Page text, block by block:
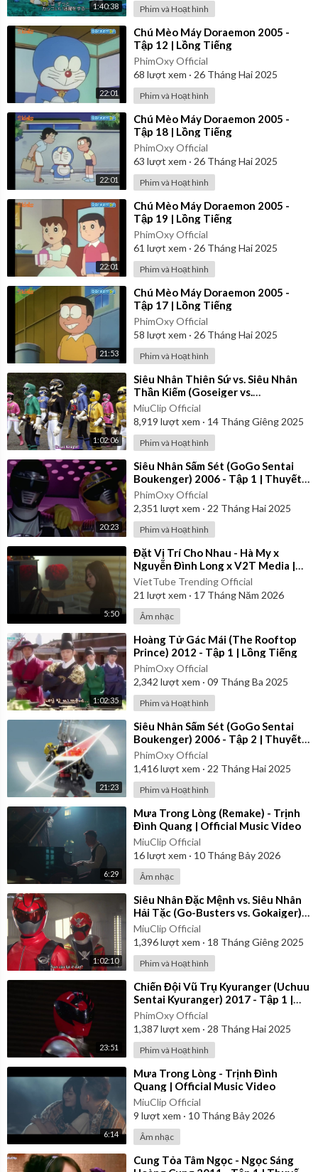
1:40:38 Phim và Hoạt hình
22:01
⁣Chú Mèo Máy Doraemon 2005 -
Tập 12 | Lồng Tiếng
PhimOxy Official
68 lượt xem · 26 Tháng Hai 2025
Phim và Hoạt hình
22:01
⁣Chú Mèo Máy Doraemon 2005 -
Tập 18 | Lồng Tiếng
PhimOxy Official
63 lượt xem · 26 Tháng Hai 2025
Phim và Hoạt hình
22:01
⁣Chú Mèo Máy Doraemon 2005 -
Tập 19 | Lồng Tiếng
PhimOxy Official
61 lượt xem · 26 Tháng Hai 2025
Phim và Hoạt hình
21:53
⁣Chú Mèo Máy Doraemon 2005 -
Tập 17 | Lồng Tiếng
PhimOxy Official
58 lượt xem · 26 Tháng Hai 2025
Phim và Hoạt hình
1:02:06
⁣Siêu Nhân Thiên Sứ vs. Siêu Nhân
Thần Kiếm (Goseiger vs.
Shinkenger) | Vietsub
MiuClip Official
8,919 lượt xem · 14 Tháng Giêng 2025
Phim và Hoạt hình
20:23
⁣Siêu Nhân Sấm Sét (GoGo Sentai
Boukenger) 2006 - Tập 1 | Thuyết
Minh
PhimOxy Official
2,351 lượt xem · 22 Tháng Hai 2025
Phim và Hoạt hình
5:50
⁣Đặt Vị Trí Cho Nhau - Hà My x
Nguyễn Đình Long x V2T Media |
Official Music Video
VietTube Trending Official
21 lượt xem · 17 Tháng Năm 2026
Âm nhạc
1:02:35
⁣Hoàng Tử Gác Mái (The Rooftop
Prince) 2012 - Tập 1 | Lồng Tiếng
PhimOxy Official
2,342 lượt xem · 09 Tháng Ba 2025
Phim và Hoạt hình
21:23
⁣Siêu Nhân Sấm Sét (GoGo Sentai
Boukenger) 2006 - Tập 2 | Thuyết
Minh
PhimOxy Official
1,416lượt xem · 22 Tháng Hai 2025
Phim và Hoạt hình
6:29
⁣Mưa Trong Lòng (Remake) - Trịnh
Đình Quang | Official Music Video
MiuClip Official
16lượt xem · 10 Tháng Bảy 2026
Âm nhạc
1:02:10
⁣Siêu Nhân Đặc Mệnh vs. Siêu Nhân
Hải Tặc (Go-Busters vs. Gokaiger) |
Vietsub
MiuClip Official
1,396lượt xem · 18 Tháng Giêng 2025
Phim và Hoạt hình
23:51
⁣Chiến Đội Vũ Trụ Kyuranger (Uchuu
Sentai Kyuranger) 2017 - Tập 1 |
Thuyết Minh
PhimOxy Official
1,387lượt xem · 28 Tháng Hai 2025
Phim và Hoạt hình
6:14
⁣Mưa Trong Lòng - Trịnh Đình
Quang | Official Music Video
MiuClip Official
9 lượt xem · 10 Tháng Bảy 2026
Âm nhạc
⁣Cung Tỏa Tâm Ngọc - Ngọc Sáng